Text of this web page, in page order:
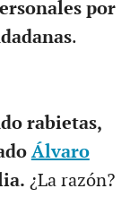
por
.
rabietas,
Álvaro
¿La razón?